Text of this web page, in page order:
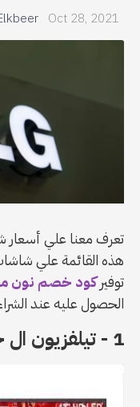
Oct 28, 2021
تعرف معنا علي
هذه القائمة علي
توفيركود خصم نون
الحصول عليه عند
1 - تيلفزيون ال جي ذكي 43 بوصة: